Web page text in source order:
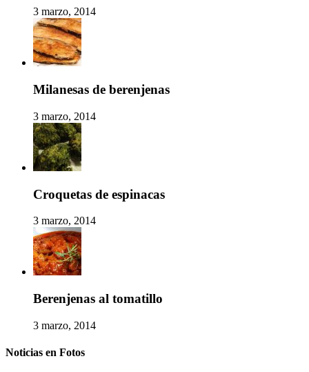
3 marzo, 2014
Milanesas de berenjenas
3 marzo, 2014
Croquetas de espinacas
3 marzo, 2014
Berenjenas al tomatillo
3 marzo, 2014
Noticias en Fotos